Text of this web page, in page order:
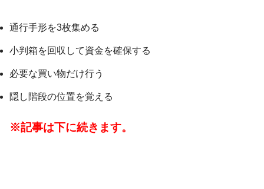
通行手形を3枚集める
小判箱を回収して資金を確保する
必要な買い物だけ行う
隠し階段の位置を覚える
※記事は下に続きます。